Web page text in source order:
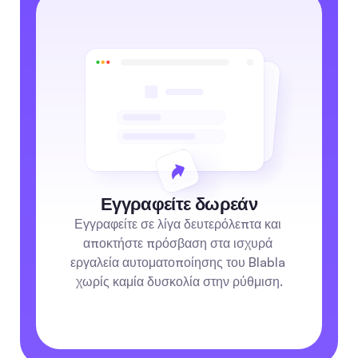
Εγγραφείτε δωρεάν
Εγγραφείτε σε λίγα δευτερόλεπτα και
αποκτήστε πρόσβαση στα ισχυρά
εργαλεία αυτοματοποίησης του Blabla
χωρίς καμία δυσκολία στην ρύθμιση.